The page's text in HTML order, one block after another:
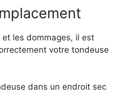
les dommages, il est
votre tondeuse
dans un endroit sec